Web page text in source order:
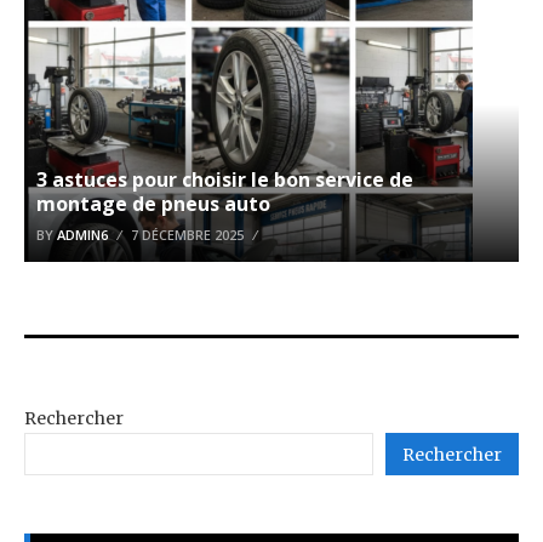
3 astuces pour choisir le bon service de
montage de pneus auto
BYADMIN6 7 DÉCEMBRE 2025
Rechercher
Rechercher